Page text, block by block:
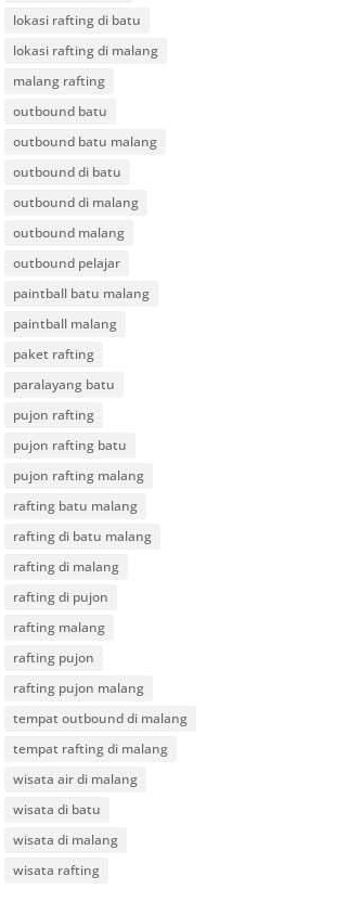
lokasi rafting di batu
lokasi rafting di malang
malang rafting
outbound batu
outbound batu malang
outbound di batu
outbound di malang
outbound malang
outbound pelajar
paintball batu malang
paintball malang
paket rafting
paralayang batu
pujon rafting
pujon rafting batu
pujon rafting malang
rafting batu malang
rafting di batu malang
rafting di malang
rafting di pujon
rafting malang
rafting pujon
rafting pujon malang
tempat outbound di malang
tempat rafting di malang
wisata air di malang
wisata di batu
wisata di malang
wisata rafting